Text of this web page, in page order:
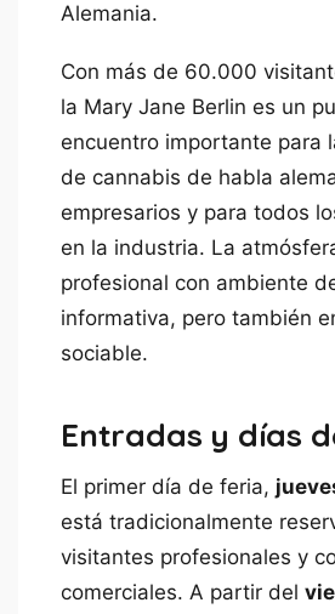
Alemania.
Con más de 60.000
la Mary Jane Berlin es un
encuentro importante para
de cannabis de habla
empresarios y para todos
en la industria. La
profesional con ambiente
informativa, pero también
sociable.
Entradas y días
El primer día de feria,
está tradicionalmente
visitantes profesionales y
comerciales. A partir del